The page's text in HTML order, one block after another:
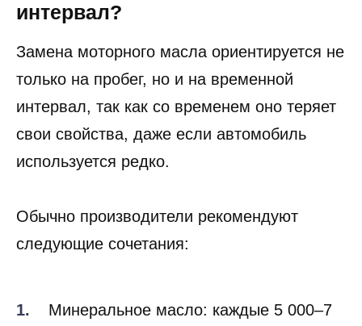
интервал?
Замена моторного масла ориентируется не
только на пробег, но и на временной
интервал, так как со временем оно теряет
свои свойства, даже если автомобиль
используется редко.
Обычно производители рекомендуют
следующие сочетания:
Минеральное масло: каждые 5 000–7